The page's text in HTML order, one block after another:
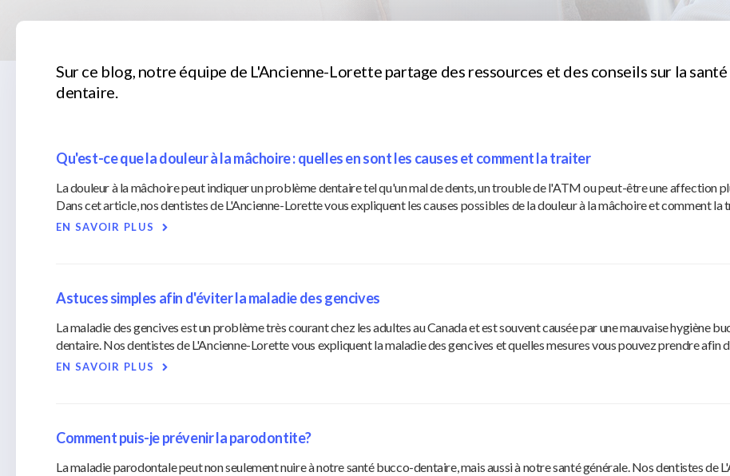
Sur ce blog, notre équipe de L'Ancienne-Lorette partage des ressources et des conseils sur la
dentaire.
Qu'est-ce que la douleur à la mâchoire : quelles en sont les causes et comment la traiter
La douleur à la mâchoire peut indiquer un problème dentaire tel qu'un mal de dents, un trouble de l'ATM ou peut-être une affection
Dans cet article, nos dentistes de L'Ancienne-Lorette vous expliquent les causes possibles de la douleur à la mâchoire et comment la
EN SAVOIR PLUS
Astuces simples afin d'éviter la maladie des gencives
La maladie des gencives est un problème très courant chez les adultes au Canada et est souvent causée par une mauvaise hygiène
dentaire. Nos dentistes de L'Ancienne-Lorette vous expliquent la maladie des gencives et quelles mesures vous pouvez prendre afin
EN SAVOIR PLUS
Comment puis-je prévenir la parodontite?
La maladie parodontale peut non seulement nuire à notre santé bucco-dentaire, mais aussi à notre santé générale. Nos dentistes de